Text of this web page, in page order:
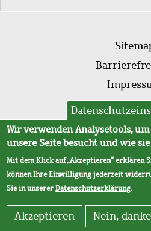
AVB
Wir verwenden Analysetools,
unsere Seite besucht und wie
Mit dem Klick auf „Akzeptieren“ erklären
können Ihre Einwilligung jederzeit
Sie in unsererDatenschutzerklärung.
Akzeptieren Nein, danke